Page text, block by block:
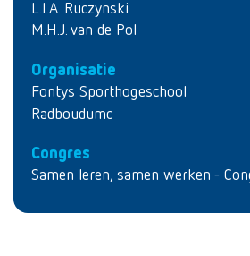
L.I.A. Ruczynski
M.H.J. van de Pol
Organisatie
Fontys Sporthogeschool
Radboudumc
Congres
Samen leren, samen werken -